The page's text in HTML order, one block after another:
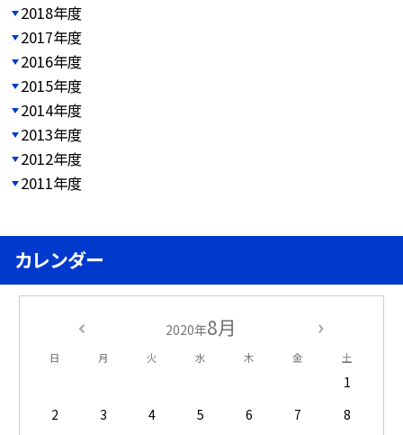
2018年度
2017年度
2016年度
2015年度
2014年度
2013年度
2012年度
2011年度
カレンダー
2020年8月
日 月 火 水 木 金 土
1
2
3 4 5 6 7
8